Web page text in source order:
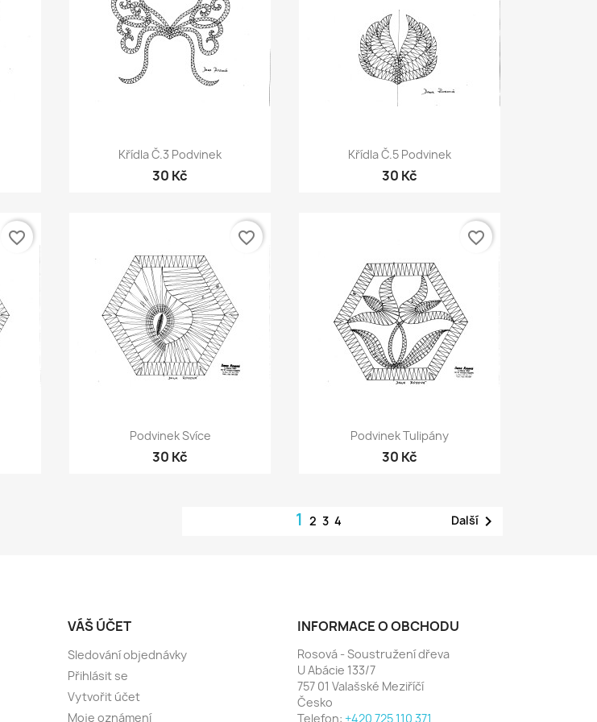
Rychlý náhled
Křídla Č.3 Podvinek
30 Kč
Rychlý náhled
Křídla Č.5 Podvinek
30 Kč
favorite_border
Rychlý náhled
Podvinek Svíce
30 Kč
favorite_border
Rychlý náhled
Podvinek Tulipány
30 Kč
favorite_border
1 2 3 4 Další
VÁŠ ÚČET
Sledování objednávky
Přihlásit se
Vytvořit účet
Moje oznámení
INFORMACE O OBCHODU
Rosová - Soustružení dřeva
U Abácie 133/7
757 01 Valašské Meziříčí
Česko
Telefon: +420 725 110 371